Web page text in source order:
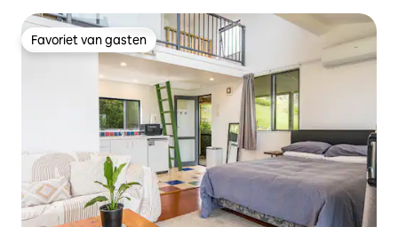
Favoriet van gasten
Favoriet van gasten